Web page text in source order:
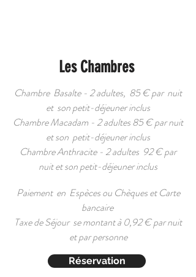
Les Chambres
Chambre Basalte - 2 adultes, 85 € par nuit
et son petit-déjeuner inclus
Chambre Macadam - 2 adultes 85 € par nuit
et son petit-déjeuner inclus
Chambre Anthracite - 2 adultes 92 € par
nuit et son petit-déjeuner inclus
Paiement en Espèces ou Chèques et Carte
bancaire
Taxe de Séjour se montant à 0,92 € par nuit
et par personne
Réservation